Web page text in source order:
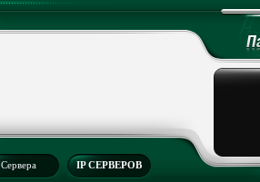
Сервера IP СЕРВЕРОВ